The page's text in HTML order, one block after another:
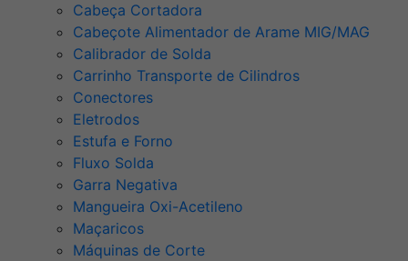
Cabeça Cortadora
Cabeçote Alimentador de Arame MIG/MAG
Calibrador de Solda
Carrinho Transporte de Cilindros
Conectores
Eletrodos
Estufa e Forno
Fluxo Solda
Garra Negativa
Mangueira Oxi-Acetileno
Maçaricos
Máquinas de Corte